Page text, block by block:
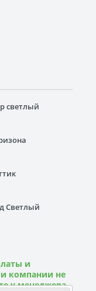
светлый
Светлый
и
компании не
у менеджера